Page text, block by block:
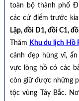
toàn bộ thành phố
các cứ điểm trước
Lập, đồi D1, đồi C1,
Thăm Khu du lịch Hồ
cảnh đẹp hùng vĩ,
vực lòng hồ có các
còn giữ được những
tộc vùng Tây Bắc.